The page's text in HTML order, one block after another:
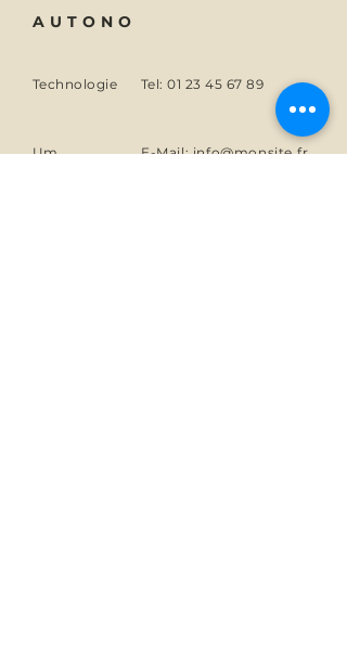
AUTONO
Technologie Tel:01 23 45 67 89
Um E-Mail:info@monsite.fr